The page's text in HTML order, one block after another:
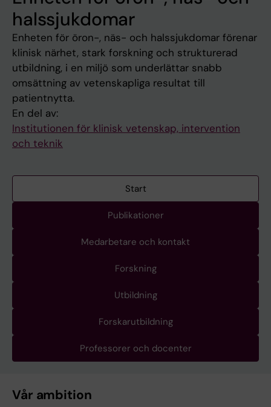
halssjukdomar
Enheten för öron-, näs- och halssjukdomar förenar
klinisk närhet, stark forskning och strukturerad
utbildning, i en miljö som underlättar snabb
omsättning av vetenskapliga resultat till
patientnytta.
En del av:
Institutionen för klinisk vetenskap, intervention
och teknik
Start
Publikationer
Medarbetare och kontakt
Forskning
Utbildning
Forskarutbildning
Professorer och docenter
Vår ambition